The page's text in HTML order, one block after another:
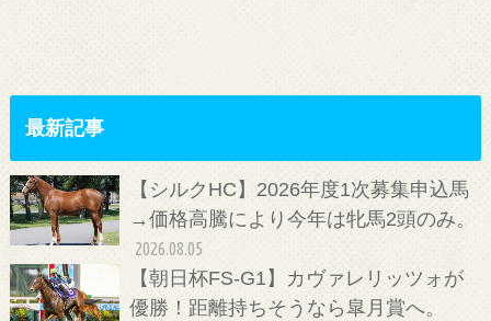
最新記事
【シルクHC】2026年度1次募集申込馬
→価格高騰により今年は牝馬2頭のみ。
2026.08.05
【朝日杯FS-G1】カヴァレリッツォが
優勝！距離持ちそうなら皐月賞へ。